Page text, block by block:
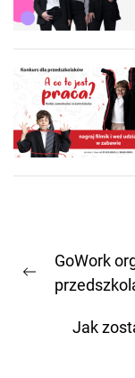
wpisu
Previous
GoWork
Jak